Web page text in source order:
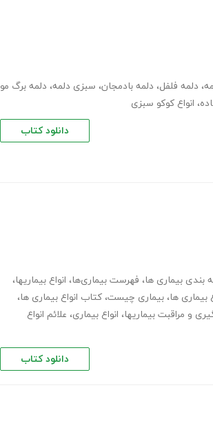
، دلمه فلفل، دلمه بادمجان، سبزی دلمه، دلمه برگ مو
، انواع کوکو سبزی
دانلود کتاب
بندی بیماری ها، فهرست بیماری‌ها، انواع بیماریها،
بیماری ها، بیماری چیست، کتاب انواع بیماری ها،
و مراقبت بیماریها، انواع بیماری، علائم انواع
دانلود کتاب